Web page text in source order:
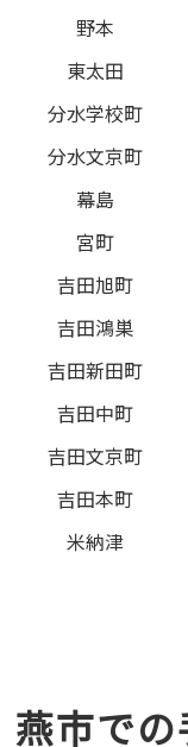
野本
東太田
分水学校町
分水文京町
幕島
宮町
吉田旭町
吉田鴻巣
吉田新田町
吉田中町
吉田文京町
吉田本町
米納津
燕市で